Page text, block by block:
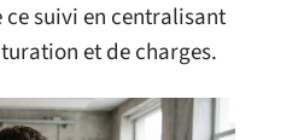
suivi en centralisant
et de charges.